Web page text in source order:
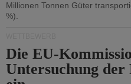
Millionen Tonnen Güter
%).
Die EU-
Untersuchung der